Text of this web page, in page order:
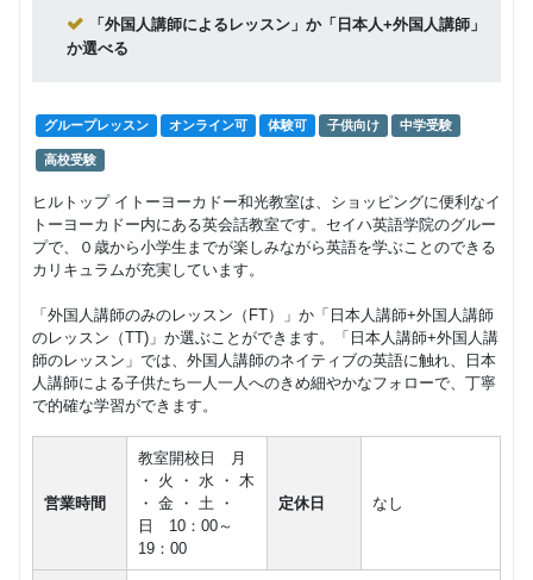
スキルア
ップビジ
グループレッスン ビジネス英語
しっかり
上達ビジ
話コース
グループレッスン ビジネス英語
回数：8 / 1セッション50分
ビジネス
英会話
ベートレ
ッスン）
マンツーマン ビジネス英語
回数：4 / 1セッション50分
TOEIC(R)
L&Rテス
グループレッスン TOEIC
14,520
資格対策&
グループレッスン 日常英会話
14,520円(税込) / 月
回数：4 / 1セッション50分
「外国人講師によるレッスン」か「日本人+外国人講師」
か選べる
グループレッスン オンライン可 体験可 子供向け 中学受験
高校受験
ヒルトップ イトーヨーカドー和光教室は、ショッピングに便利なイ
トーヨーカドー内にある英会話教室です。セイハ英語学院のグルー
プで、０歳から小学生までが楽しみながら英語を学ぶことのできる
カリキュラムが充実しています。
「外国人講師のみのレッスン（FT）」か「日本人講師+外国人講師
のレッスン（TT)」か選ぶことができます。「日本人講師+外国人講
師のレッスン」では、外国人講師のネイティブの英語に触れ、日本
人講師による子供たち一人一人へのきめ細やかなフォローで、丁寧
で的確な学習ができます。
営業時間
教室開校日 月
・ 火 ・ 水 ・ 木
・ 金 ・ 土 ・
日 10：00～
19：00
定休日 なし